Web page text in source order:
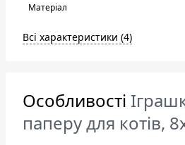
Матеріал
Всі характеристики (4)
Особливості
паперу для котів,